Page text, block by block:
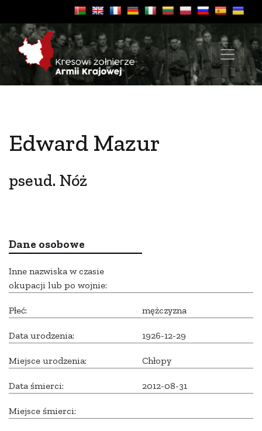
Edward Mazur
pseud. Nóż
Dane osobowe
Inne nazwiska w czasie
okupacji lub po wojnie:
Płeć: mężczyzna
Data urodzenia: 1926-12-29
Miejsce urodzenia: Chłopy
Data śmierci: 2012-08-31
Miejsce śmierci: